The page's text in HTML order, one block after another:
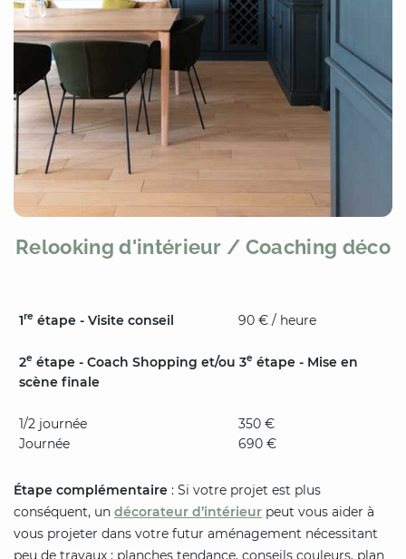
Relooking d'intérieur / Coaching déco
1re étape - Visite conseil 90 € / heure
2e étape - Coach Shopping et/ou 3e étape - Mise en
scène finale
1/2 journée
Journée
350 €
690 €
Étape complémentaire : Si votre projet est plus
conséquent, un décorateur d’intérieur peut vous aider à
vous projeter dans votre futur aménagement nécessitant
peu de travaux : planches tendance, conseils couleurs, plan